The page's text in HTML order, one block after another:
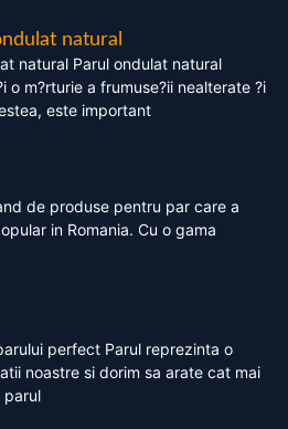
natural
natural Parul ondulat natural
o m?rturie a frumuse?ii nealterate ?i
este important
de produse pentru par care a
in Romania. Cu o gama
perfect Parul reprezinta o
noastre si dorim sa arate cat mai
parul